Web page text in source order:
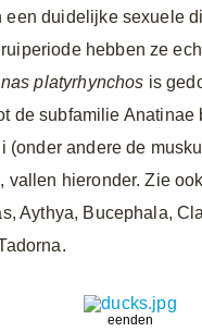
duidelijke sexuele
hebben ze
platyrhynchos is
de subfamilie
(onder andere de
hieronder. Zie
Aythya, Bucephala,
eenden